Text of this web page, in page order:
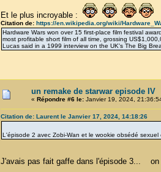
Et le plus incroyable :
Citation de: https://en.wikipedia.org/wiki/
Hardware Wars won over 15 first-place film festival
most profitable short film of all time, grossing
Lucas said in a 1999 interview on the UK's The Big
un remake de starwar episode IV
« Répondre #6 le:Janvier 19, 2024,
Citation de: Laurent le Janvier 17, 2024, 14:18:26
L'épisode 2 avec Zobi-Wan et le wookie obsédé
J'avais pas fait gaffe dans l'épisode 3...